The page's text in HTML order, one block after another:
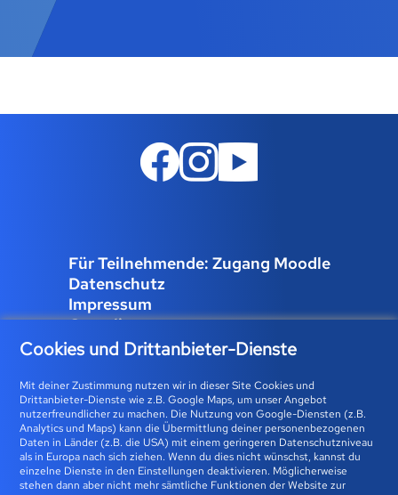
Für Teilnehmende: Zugang Moodle
Datenschutz
Impressum
Compliance
Job und Karriere
Bfz-Essen GmbH | Karolingerstraße 93 | 45141 Essen 0800
23 93 773 (gebührenfrei) |info@bfz-essen.de
Cookies und Drittanbieter-Dienste
Mit deiner Zustimmung nutzen wir in dieser Site Cookies und
Drittanbieter-Dienste wie z.B. Google Maps, um unser Angebot
nutzerfreundlicher zu machen. Die Nutzung von Google-Diensten (z.B.
Analytics und Maps) kann die Übermittlung deiner personenbezogenen
Daten in Länder (z.B. die USA) mit einem geringeren Datenschutzniveau
als in Europa nach sich ziehen. Wenn du dies nicht wünschst, kannst du
einzelne Dienste in den Einstellungen deaktivieren. Möglicherweise
stehen dann aber nicht mehr sämtliche Funktionen der Website zur